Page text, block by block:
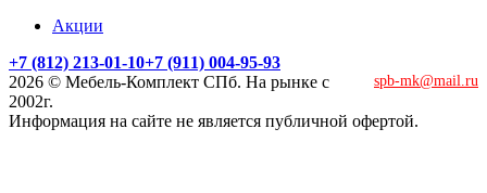
Акции
+7 (812) 213-01-10+7 (911) 004-95-93
spb-mk@mail.ru
2026 © Мебель-Комплект СПб. На рынке с
2002г.
Информация на сайте не является публичной офертой.